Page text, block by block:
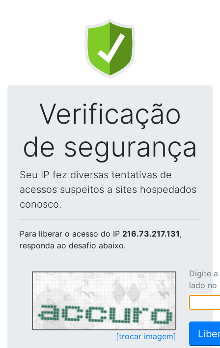
Verificação
de segurança
Seu IP fez diversas tentativas de
acessos suspeitos a sites hospedados
conosco.
Para liberar o acesso do IP 216.73.217.131,
responda ao desafio abaixo.
[trocar imagem]
Digite
lado no